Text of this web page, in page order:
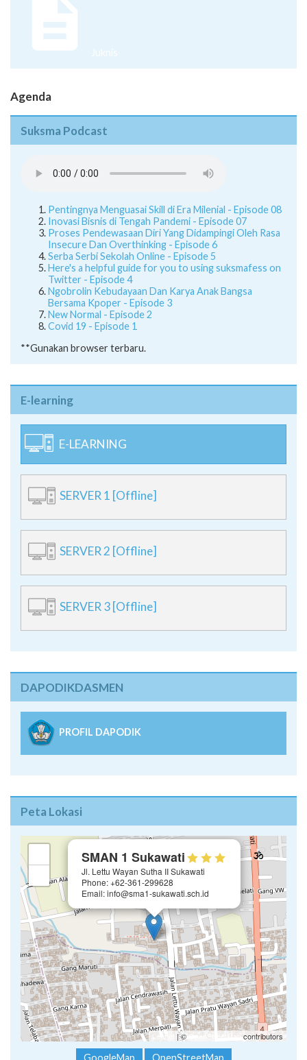
Juknis
Agenda
Suksma Podcast
Pentingnya Menguasai Skill di Era Milenial - Episode 08
Inovasi Bisnis di Tengah Pandemi - Episode 07
Proses Pendewasaan Diri Yang Didampingi Oleh Rasa
Insecure Dan Overthinking - Episode 6
Serba Serbi Sekolah Online - Episode 5
Here's a helpful guide for you to using suksmafess on
Twitter - Episode 4
Ngobrolin Kebudayaan Dan Karya Anak Bangsa
Bersama Kpoper - Episode 3
New Normal - Episode 2
Covid 19 - Episode 1
**Gunakan browser terbaru.
E-learning
E-LEARNING
SERVER 1 [Offline]
SERVER 2 [Offline]
SERVER 3 [Offline]
DAPODIKDASMEN
PROFIL DAPODIK
Peta Lokasi
SMAN 1 Sukawati
Jl. Lettu Wayan Sutha II Sukawati
Phone: +62-361-299628
Email: info@sma1-sukawati.sch.id
Leaflet | ©OpenStreetMap contributors
GoogleMap OpenStreetMap